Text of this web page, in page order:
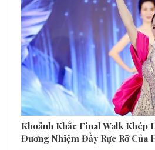
Khoảnh Khắc Final Walk Khép
Đương Nhiệm Đầy Rực Rỡ Của